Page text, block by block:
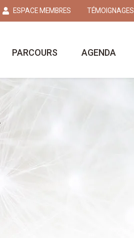
ESPACE MEMBRES TÉMOIGNAGES
PARCOURS AGENDA